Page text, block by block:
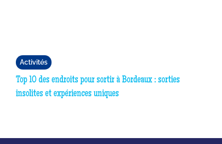
Activités
Top 10 des endroits pour sortir à Bordeaux : sorties
insolites et expériences uniques